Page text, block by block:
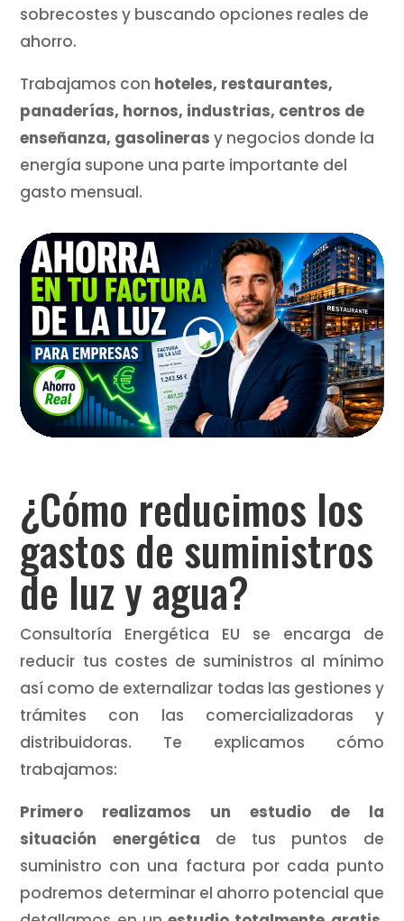
sobrecostes y buscando opciones reales de
ahorro.
Trabajamos con hoteles, restaurantes,
panaderías, hornos, industrias, centros de
enseñanza, gasolineras y negocios donde la
energía supone una parte importante del
gasto mensual.
¿Cómo reducimos los
gastos de suministros
de luz y agua?
Consultoría Energética EU se encarga de
reducir tus costes de suministros al mínimo
así como de externalizar todas las gestiones y
trámites con las comercializadoras y
distribuidoras. Te explicamos cómo
trabajamos:
Primero realizamos un estudio de la
situación energética de tus puntos de
suministro con una factura por cada punto
podremos determinar el ahorro potencial que